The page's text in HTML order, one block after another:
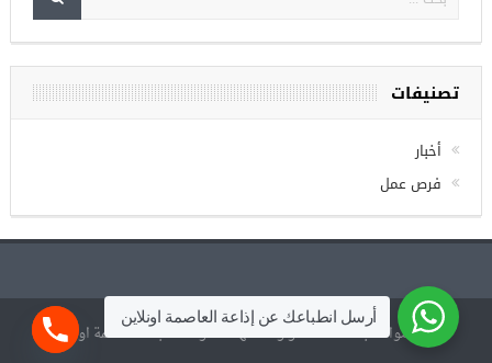
تصنيفات
أخبار
أرسل انطباعك عن إذاعة العاصمة اونلاين